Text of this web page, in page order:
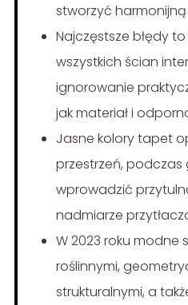
stworzyć
Najczęstsze błędy
wszystkich ścian
ignorowanie
jak materiał i
Jasne kolory tapet
przestrzeń,
wprowadzić
nadmiarze
W 2023 roku
roślinnymi,
strukturalnymi, a